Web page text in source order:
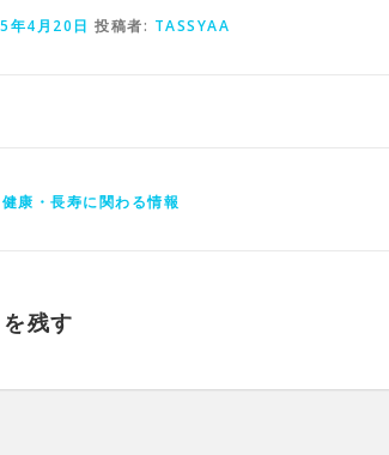
年4月20日 投稿者: TASSYAA
健康・長寿に関わる情報
残す